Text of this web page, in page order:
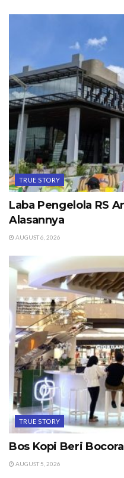
TRUE STORY
Laba Pengelola RS
Alasannya
AUGUST 6, 2026
TRUE STORY
Bos Kopi Beri
AUGUST 5, 2026